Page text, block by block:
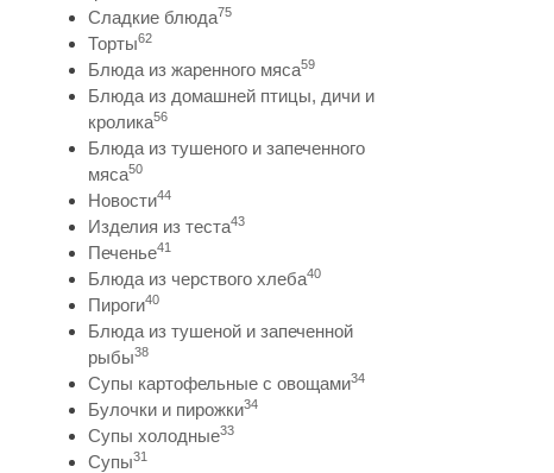
Сладкие блюда75
Торты62
Блюда из жаренного мяса59
Блюда из домашней птицы, дичи и
кролика56
Блюда из тушеного и запеченного
мяса50
Новости44
Изделия из теста43
Печенье41
Блюда из черствого хлеба40
Пироги40
Блюда из тушеной и запеченной
рыбы38
Супы картофельные с овощами34
Булочки и пирожки34
Супы холодные33
Супы31